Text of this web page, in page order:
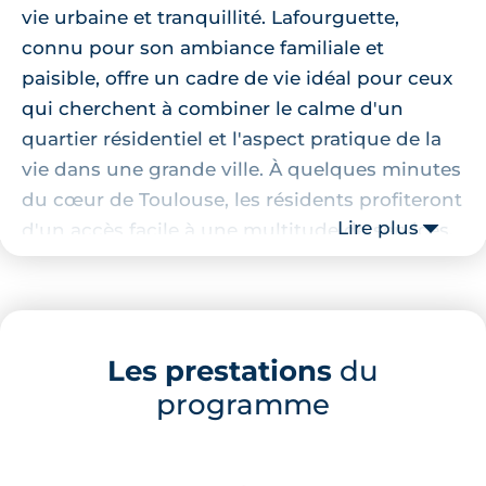
vie urbaine et tranquillité. Lafourguette,
connu pour son ambiance familiale et
paisible, offre un cadre de vie idéal pour ceux
qui cherchent à combiner le calme d'un
quartier résidentiel et l'aspect pratique de la
vie dans une grande ville. À quelques minutes
du cœur de Toulouse, les résidents profiteront
d'un accès facile à une multitude de services,
commerces et espaces verts.
Localisation de la résidence
À proximité immédiate, vous trouverez une
variété de commerces et services facilitant le
quotidien. Les familles apprécieront la
Lire plus
Les prestations du
programme